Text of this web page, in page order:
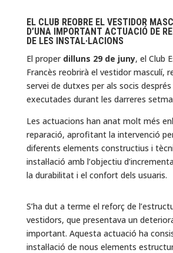
EL CLUB REOBRE EL VESTIDOR
D’UNA IMPORTANT ACTUACIÓ DE
DE LES INSTAL·LACIONS
El proper dilluns 29 de juny, el Club
Francès reobrirà el vestidor masculí,
servei de dutxes per als socis
executades durant les darreres
Les actuacions han anat molt més
reparació, aprofitant la intervenció
diferents elements constructius i
instal·lació amb l’objectiu
la durabilitat i el confort dels usuaris.
S’ha dut a terme el reforç de
vestidors, que presentava un
important. Aquesta actuació ha
instal·lació de nous elements